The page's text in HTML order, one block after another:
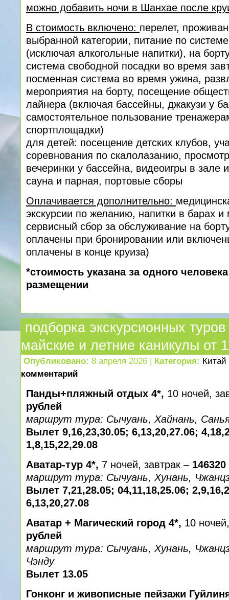
можно добавить ночи в Шанхае после
В стоимость включено: перелет,
выбранной категории, питание по
(исключая алкогольные напитки), на
система свободной посадки во время
посменная система во время ужина,
мероприятия на борту, посещение
лайнера (включая бассейны, джакузи у
самостоятельное пользование
спортплощадки)
для детей: посещение детских клубов,
соревнования по скалолазанию,
вечеринки у бассейна, видеоигры в зале
сауна и парная, портовые сборы
Оплачивается дополнительно:
экскурсии по желанию, напитки в барах
сервисный сбор за обслуживание на
оплачены при бронировании или
оплачены в конце круиза)
*стоимость указана за одного
размещении
подборка экскурсионных
майские и летние каникулы от
Опубликовано: 8 апреля 2026 | Категория: Китай
комментарий
Панды+пляжный отдых 4*, 10 ночей,
рублей
маршрут тура: Сычуань, Хайнань,
Вылет 9,16,23,30.05; 6,13,20,27.06;
1,8,15,22,29.08
Аватар-тур 4*, 7 ночей, завтрак –
маршрут тура: Сычуань, Хунань,
Вылет 7,21,28.05; 04,11,18,25.06;
6,13,20,27.08
Аватар + Магический город 4*, 10
рублей
маршрут тура: Сычуань, Хунань,
Чэнду
Вылет 13.05
Гонконг и живописные пейзажи